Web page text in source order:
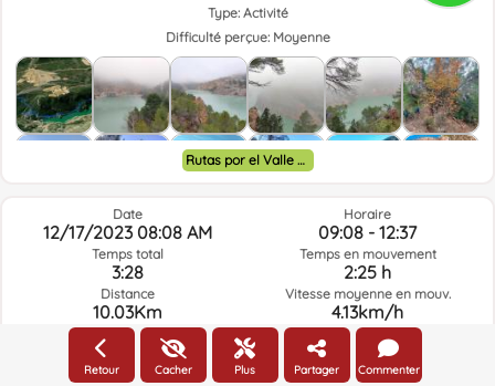
Type: Activité
Difficulté perçue: Moyenne
Rutas por el Valle de Ayora y alrededores.
Date
12/17/2023 08:08 AM
Temps total
3:28
Distance
10.03Km
Altitude gagnée
403.1m
Horaire
09:08 - 12:37
Temps en mouvement
2:25 h
Vitesse moyenne en mouv.
4.13km/h
Altitude perdue
410.8m
Retour Cacher Plus Partager Commenter